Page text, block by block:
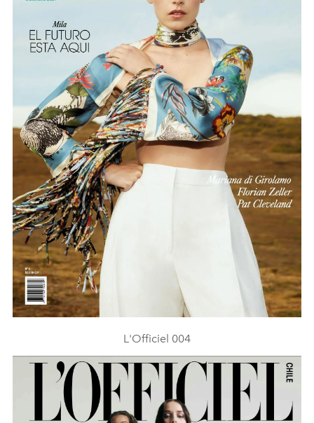
L'Officiel 004